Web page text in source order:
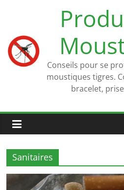
Conseils pour se
moustiques tigres.
bracelet,
Sanitaires